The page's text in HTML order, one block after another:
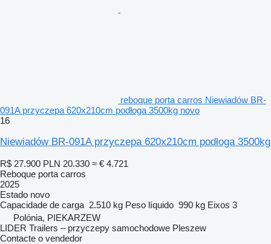
reboque porta carros Niewiadów BR-
091A przyczepa 620x210cm podłoga 3500kg novo
16
Niewiadów BR-091A przyczepa 620x210cm podłoga 3500kg
R$ 27.900 PLN 20.330 ≈ € 4.721
Reboque porta carros
2025
Estado novo
Capacidade de carga 2.510 kg Peso líquido 990 kg Eixos 3
Polónia, PIEKARZEW
LIDER Trailers – przyczepy samochodowe Pleszew
Contacte o vendedor